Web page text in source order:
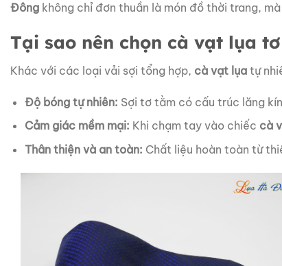
Đông không chỉ đơn thuần là món đồ thời trang,
Tại sao nên chọn cà vạt lụa
Khác với các loại vải sợi tổng hợp, cà vạt lụa tự
Độ bóng tự nhiên: Sợi tơ tằm có cấu trúc lăng
Cảm giác mềm mại: Khi chạm tay vào chiếc cà
Thân thiện và an toàn: Chất liệu hoàn toàn từ